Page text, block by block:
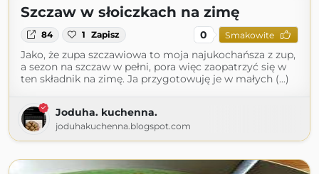
Szczaw w słoiczkach na zimę
84 1 Zapisz 0 Smakowite
Jako, że zupa szczawiowa to moja najukochańsza z zup,
a sezon na szczaw w pełni, pora więc zaopatrzyć się w
ten składnik na zimę. Ja przygotowuję je w małych (...)
Joduha. kuchenna.
joduhakuchenna.blogspot.com